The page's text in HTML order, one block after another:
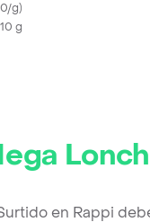
g)
g
en Rappi